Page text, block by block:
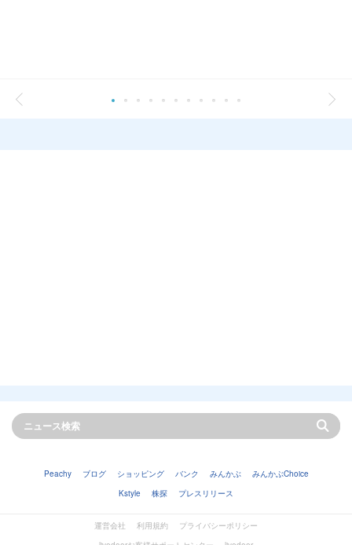
Peachy ブログ ショッピング バンク みんかぶ
みんかぶChoice
Kstyle
株探 プレスリリース
運営会社 利用規約
プライバシーポリシー